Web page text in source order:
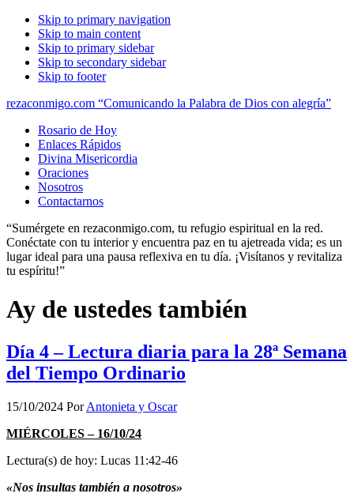
Skip to primary navigation
Skip to main content
Skip to primary sidebar
Skip to secondary sidebar
Skip to footer
rezaconmigo.com “Comunicando la Palabra de Dios con alegría”
Rosario de Hoy
Enlaces Rápidos
Divina Misericordia
Oraciones
Nosotros
Contactarnos
“Sumérgete en rezaconmigo.com, tu refugio espiritual en la red.
Conéctate con tu interior y encuentra paz en tu ajetreada vida; es un
lugar ideal para una pausa reflexiva en tu día. ¡Visítanos y revitaliza
tu espíritu!”
Ay de ustedes también
Día 4 – Lectura diaria para la 28ª Semana
del Tiempo Ordinario
15/10/2024 PorAntonieta y Oscar
MIÉRCOLES – 16/10/24
Lectura(s) de hoy: Lucas 11:42-46
«Nos insultas también a nosotros»